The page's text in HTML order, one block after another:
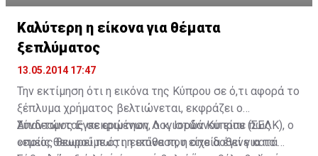
Καλύτερη η είκονα για θέματα
ξεπλύματος
13.05.2014 17:47
Την εκτίμηση ότι η εικόνα της Κύπρου σε ό,τι αφορά το
ξέπλυμα χρήματος βελτιώνεται, εκφράζει ο
Σύνδεσμος Εγκεκριμένων Λογιστών Κύπρου (ΣΕΛΚ), ο
οποίος θεωρεί πως η εικόνα που είχε δοθεί για το
Απαντώντας σε ερώτηση, ο κ. Ιορδάνου είπε πως
«εμείς θεωρούμε ότι η επίθεση, η οποία έγινε κατά